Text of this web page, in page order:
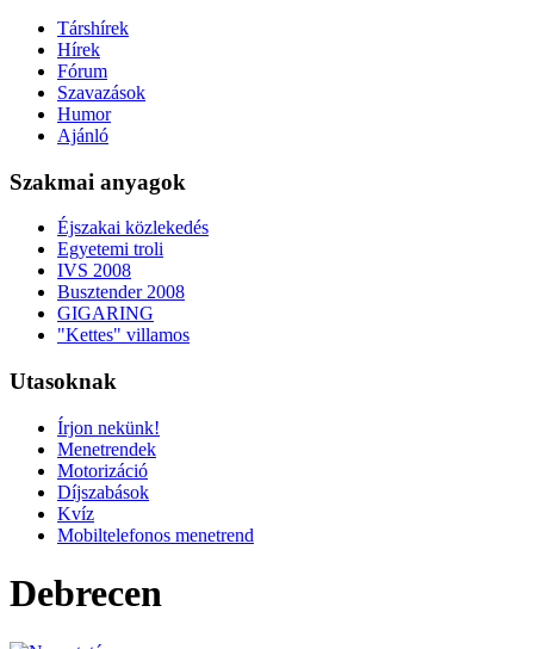
Társhírek
Hírek
Fórum
Szavazások
Humor
Ajánló
Szakmai anyagok
Éjszakai közlekedés
Egyetemi troli
IVS 2008
Busztender 2008
GIGARING
"Kettes" villamos
Utasoknak
Írjon nekünk!
Menetrendek
Motorizáció
Díjszabások
Kvíz
Mobiltelefonos menetrend
Debrecen